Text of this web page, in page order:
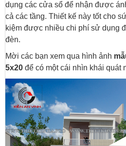
dụng các cửa sổ để nhận được
cả các tầng. Thiết kế này tốt cho
kiệm được nhiều chi phí sử dụng
đèn.
Mời các bạn xem qua hình ảnh
5x20 để có một cái nhìn khái quát